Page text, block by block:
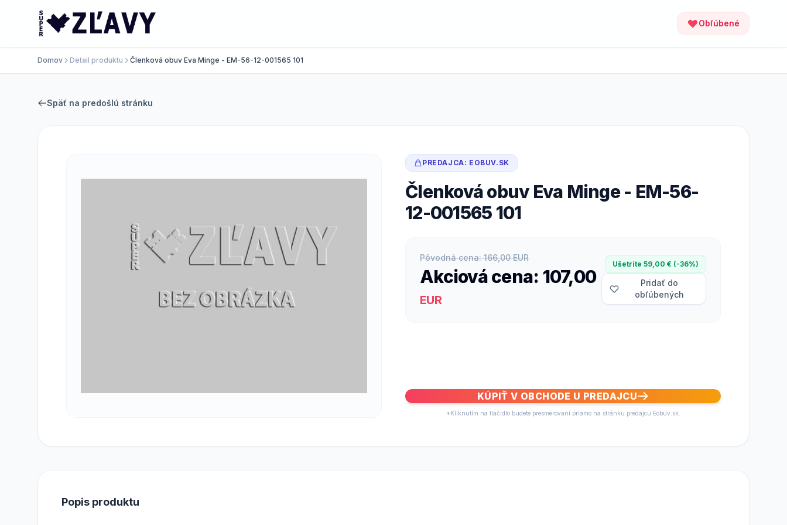
Obľúbené
Domov Detail produktu Členková obuv Eva Minge - EM-56-12-001565 101
Späť na predošlú stránku
PREDAJCA: EOBUV.SK
Členková obuv Eva Minge - EM-56-
12-001565 101
Pôvodná cena: 166,00 EUR
Akciová cena: 107,00
EUR
Ušetrite 59,00 € (-36%)
Pridať do
obľúbených
KÚPIŤ V OBCHODE U PREDAJCU
*Kliknutím na tlačidlo budete presmerovaní priamo na stránku predajcu Eobuv.sk.
Popis produktu